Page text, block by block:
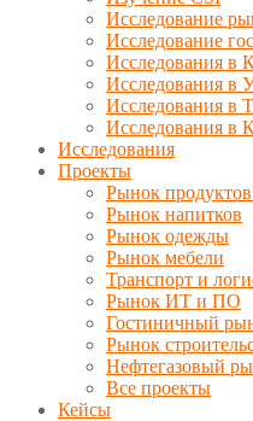
Исследование
Исследование
Исследования в
Исследования в
Исследования в
Исследования в
Исследования
Проекты
Рынок
Рынок напитков
Рынок одежды
Рынок мебели
Транспорт и
Рынок ИТ и ПО
Гостиничный
Рынок
Нефтегазовый
Все проекты
Кейсы